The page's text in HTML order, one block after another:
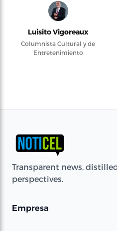
Luisito Vigoreaux
Columnista Cultural y de
Entretenimiento
Transparent news,
perspectives.
Empresa